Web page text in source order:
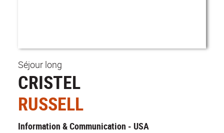
Séjour long
CRISTEL
RUSSELL
Information & Communication - USA